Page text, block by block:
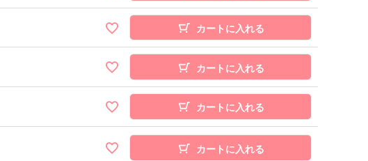
カートに入れる
カートに入れる
カートに入れる
カートに入れる